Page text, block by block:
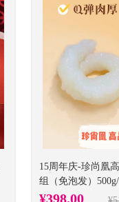
15周年庆-珍尚凰
组（免泡发）
货券】
¥398.00